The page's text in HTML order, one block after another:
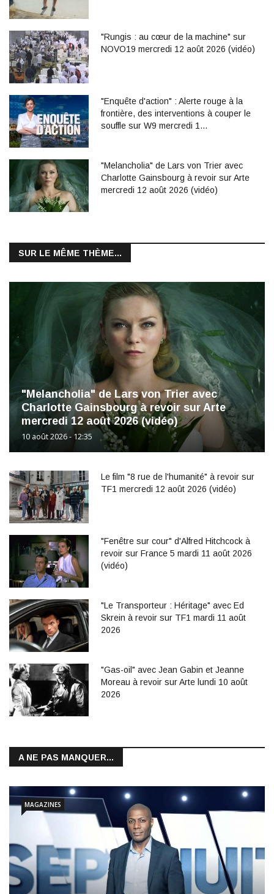
"Rungis : au cœur de la machine" sur
NOVO19 mercredi 12 août 2026 (vidéo)
"Enquête d'action" : Alerte rouge à la
frontière, des interventions à couper le
souffle sur W9 mercredi 1…
"Melancholia" de Lars von Trier avec
Charlotte Gainsbourg à revoir sur Arte
mercredi 12 août 2026 (vidéo)
SUR LE MÊME THÈME...
"Melancholia" de Lars von Trier avec
Charlotte Gainsbourg à revoir sur Arte
mercredi 12 août 2026 (vidéo)
10 août 2026 - 12:35
Le film "8 rue de l'humanité" à revoir sur
TF1 mercredi 12 août 2026 (vidéo)
"Fenêtre sur cour" d'Alfred Hitchcock à
revoir sur France 5 mardi 11 août 2026
(vidéo)
"Le Transporteur : Héritage" avec Ed
Skrein à revoir sur TF1 mardi 11 août
2026
"Gas-oil" avec Jean Gabin et Jeanne
Moreau à revoir sur Arte lundi 10 août
2026
A NE PAS MANQUER...
MAGAZINES